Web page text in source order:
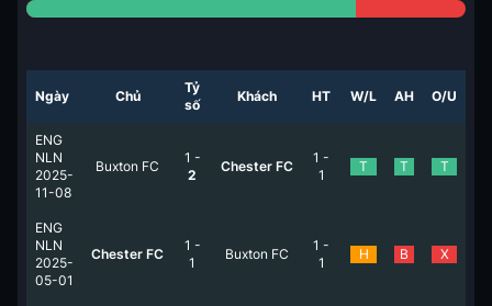
Ngày Chủ
Tỷ
số
Khách HT W/L AH O/U
ENG
NLN
2025-
11-08
Buxton FC
1 -
2
Chester FC
1 -
1
T T T
ENG
NLN
2025-
05-01
Chester FC
1 -
1
Buxton FC
1 -
1
H B X